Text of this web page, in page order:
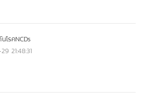
โรคNCDs
21:48:31